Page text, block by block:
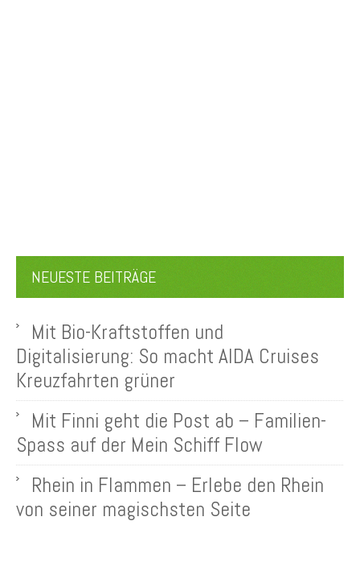
NEUESTE BEITRÄGE
Mit Bio-Kraftstoffen und
Digitalisierung: So macht AIDA Cruises
Kreuzfahrten grüner
Mit Finni geht die Post ab – Familien-
Spass auf der Mein Schiff Flow
Rhein in Flammen – Erlebe den Rhein
von seiner magischsten Seite